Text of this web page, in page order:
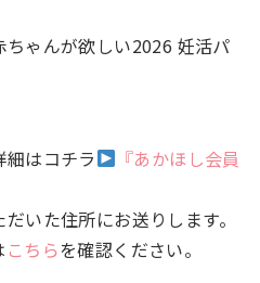
ゃんが欲しい2026 妊活パ
はコチラ
『あかほし会員
いた住所にお送りします。
こちらを確認ください。